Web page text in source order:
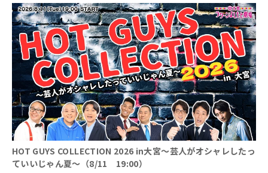
HOT GUYS COLLECTION 2026 in大宮～芸人がオシャレしたっ
ていいじゃん夏～（8/11 19:00）